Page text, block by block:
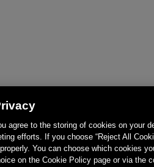
agree to the storing of cookies on your
efforts. If you choose “Reject All
You can choose which cookies
on the Cookie Policy page or via the